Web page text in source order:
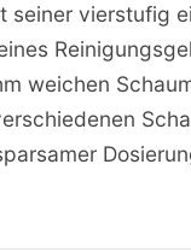
vierstufig
weichen